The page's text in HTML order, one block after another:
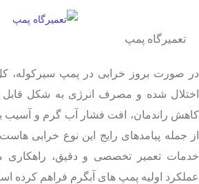
تعمیرگاه پمپ
در صورت بروز خرابی در پمپ سیرکوله،
اختلال شده و مصرف انرژی به شکل قابل
کاهش راندمان، افت فشار آب گرم و آسیب
از جمله پیامدهای رایج این نوع خرابی
خدمات تعمیر تخصصی و دقیق، راهکاری
عملکرد اولیه پمپ های آبگرم فراهم کرده